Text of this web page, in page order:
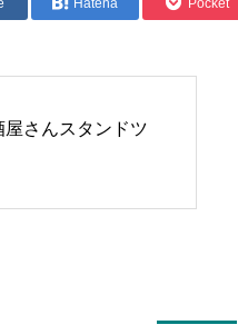
Hatena Pocket
屋さんスタンドツ